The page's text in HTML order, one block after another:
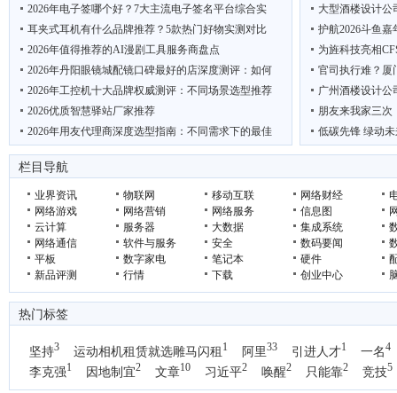
2026年电子签哪个好？7大主流电子签名平台综合实
耳夹式耳机有什么品牌推荐？5款热门好物实测对比
2026年值得推荐的AI漫剧工具服务商盘点
2026年丹阳眼镜城配镜口碑最好的店深度测评：如何
2026年工控机十大品牌权威测评：不同场景选型推荐
2026优质智慧驿站厂家推荐
2026年用友代理商深度选型指南：不同需求下的最佳
2026年户外热成像仪推荐：这7款覆盖入门到顶奢，
大型酒楼设计公
护航2026斗鱼
为旌科技亮相
官司执行难？厦
广州酒楼设计公
朋友来我家三次
低碳先锋 绿动
栏目导航
业界资讯 物联网 移动互联 网络财经
网络游戏
网络营销 网络服务 信息图
云计算
服务器 大数据 集成系统
网络通信
软件与服务 安全 数码要闻
平板
数字家电 笔记本 硬件
新品评测
行情 下载 创业中心
热门标签
坚持3 运动相机租赁就选雕马闪租 1 阿里33 引进人才1 一名4
李克强1 因地制宜2 文章10 习近平2 唤醒2 只能靠2 竞技5